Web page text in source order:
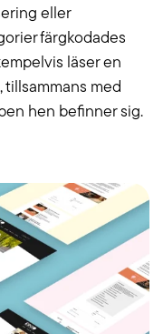
eller
färgkodades
läser en
tillsammans med
hen befinner sig.